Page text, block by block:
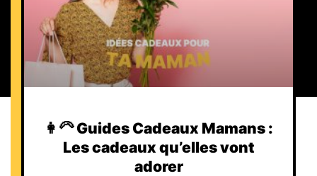
👩‍🦳 Guides Cadeaux Mamans :
Les cadeaux qu’elles vont
adorer